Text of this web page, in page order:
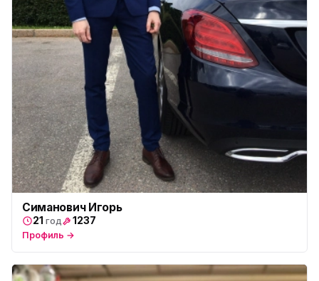
Симанович Игорь
21 год 1237
Профиль →